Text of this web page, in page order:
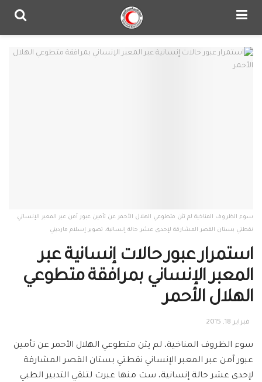
سوء الظروف المناخية لم تثن متطوعي الهلال الأحمر عن تأمين عبور آمن عبر المعبر الإنساني
نقطتي بستان القصر المشارقة لإحدى عشر حالة إنسانية. تصوير إسلام مارديني
استمرار عبور حالات إنسانية عبر
المعبر الإنساني بمرافقة متطوعي
الهلال الأحمر
فبراير 18, 2015
سوء الظروف المناخية، لم يثن متطوعي الهلال الأحمر عن تأمين
عبور آمن عبر المعبر الإنساني نقطتي بستان القصر المشارقة
لإحدى عشر حالة إنسانية، ست منها عبرت لتلقي التدبير الطبي